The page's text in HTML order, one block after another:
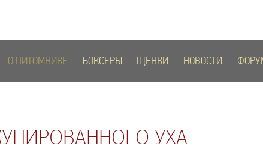
О ПИТОМНИКЕ БОКСЕРЫ ЩЕНКИ НОВОСТИ
УХА